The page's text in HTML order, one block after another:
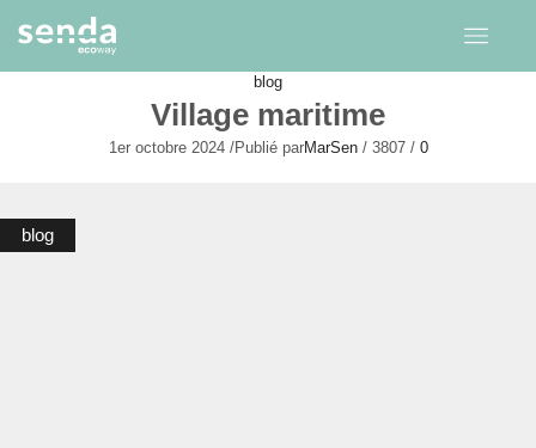
blog
Village maritime
1er octobre 2024 /Publié parMarSen / 3807 / 0
blog